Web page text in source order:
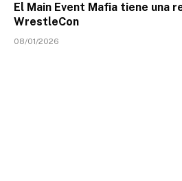
El Main Event Mafia tiene una
WrestleCon
08/01/2026